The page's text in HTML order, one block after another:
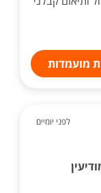
מועמדות
לפני יומיים